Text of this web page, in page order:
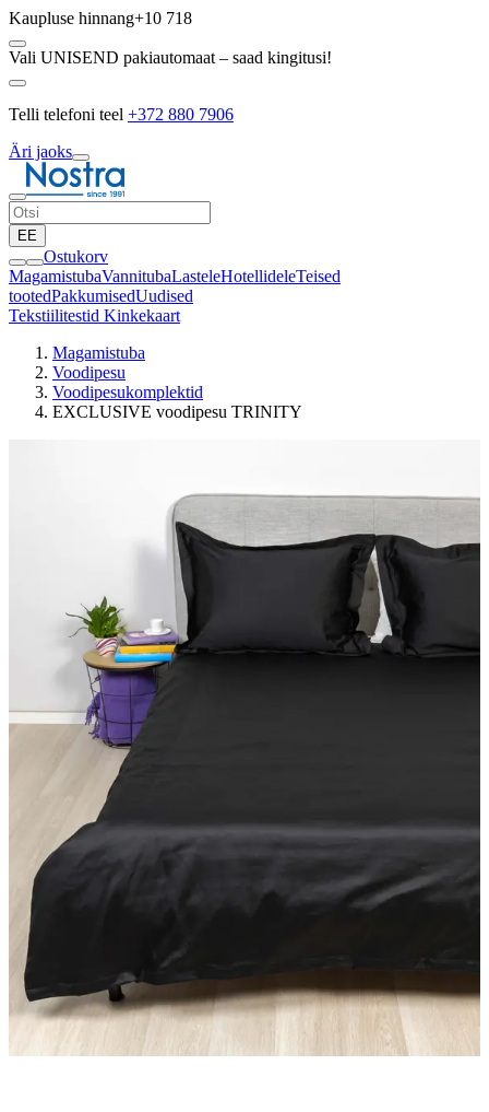
Kaupluse hinnang+10 718
Vali UNISEND pakiautomaat – saad kingitusi!
Telli telefoni teel +372 880 7906
Äri jaoks
EE
Ostukorv
MagamistubaVannitubaLasteleHotellideleTeised
tootedPakkumisedUudised
Tekstiilitestid Kinkekaart
Magamistuba
Voodipesu
Voodipesukomplektid
EXCLUSIVE voodipesu TRINITY